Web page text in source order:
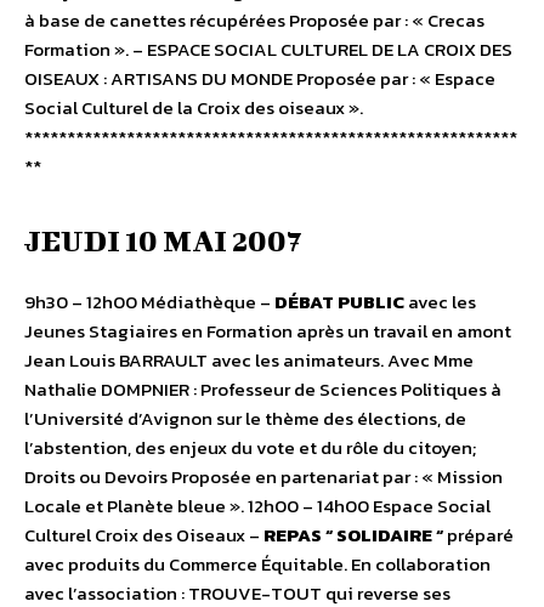
à base de canettes récupérées Proposée par : « Crecas
Formation ». – ESPACE SOCIAL CULTUREL DE LA CROIX DES
OISEAUX : ARTISANS DU MONDE Proposée par : « Espace
Social Culturel de la Croix des oiseaux ».
**********************************************************
**
JEUDI 10 MAI 2007
9h30 – 12h00 Médiathèque – DÉBAT PUBLICavec les
Jeunes Stagiaires en Formation après un travail en amont
Jean Louis BARRAULT avec les animateurs. Avec Mme
Nathalie DOMPNIER : Professeur de Sciences Politiques à
l’Université d’Avignon sur le thème des élections, de
l’abstention, des enjeux du vote et du rôle du citoyen;
Droits ou Devoirs Proposée en partenariat par : « Mission
Locale et Planète bleue ». 12h00 – 14h00 Espace Social
Culturel Croix des Oiseaux – REPAS “ SOLIDAIRE “préparé
avec produits du Commerce Équitable. En collaboration
avec l’association : TROUVE-TOUT qui reverse ses